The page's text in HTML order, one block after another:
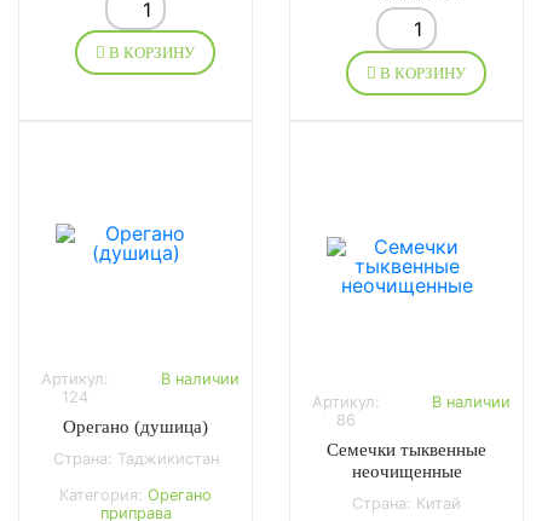
В КОРЗИНУ
В КОРЗИНУ
Артикул:
124
В наличии
Орегано (душица)
Страна: Таджикистан
Категория: Орегано
приправа
Артикул:
86
В наличии
Семечки тыквенные
неочищенные
Страна: Китай